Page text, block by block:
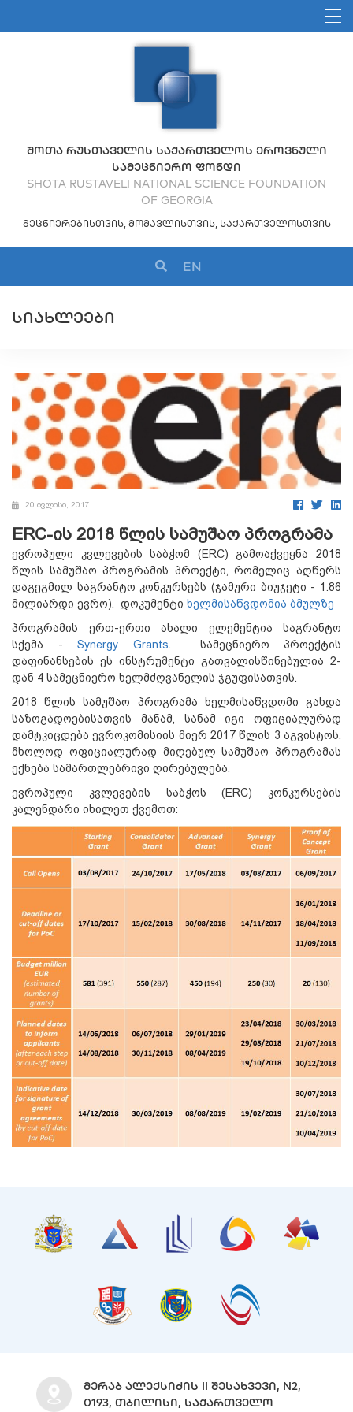
ᲨᲝᲗᲐ ᲠᲣᲡᲗᲐᲕᲔᲚᲘᲡ ᲡᲐᲥᲐᲠᲗᲕᲔᲚᲝᲡ ᲔᲠᲝᲕᲜᲣᲚᲘ
ᲡᲐᲛᲔᲪᲜᲘᲔᲠᲝ ᲤᲝᲜᲓᲘ
SHOTA RUSTAVELI NATIONAL SCIENCE FOUNDATION
OF GEORGIA
ᲛᲔᲪᲜᲘᲔᲠᲔᲑᲘᲡᲗᲕᲘᲡ, ᲛᲝᲛᲐᲕᲚᲘᲡᲗᲕᲘᲡ, ᲡᲐᲥᲐᲠᲗᲕᲔᲚᲝᲡᲗᲕᲘᲡ
EN
ᲡᲘᲐᲮᲚᲔᲔᲑᲘ
20 ივლისი, 2017
ERC-ის 2018 წლის სამუშაო პროგრამა
ევროპული კვლევების საბჭომ (ERC) გამოაქვეყნა 2018
წლის სამუშაო პროგრამის პროექტი, რომელიც აღწერს
დაგეგმილ საგრანტო კონკურსებს (ჯამური ბიუჯეტი - 1.86
მილიარდი ევრო). დოკუმენტი ხელმისაწვდომია ბმულზე
პროგრამის ერთ-ერთი ახალი ელემენტია საგრანტო
სქემა - Synergy Grants . სამეცნიერო პროექტის
დაფინანსების ეს ინსტრუმენტი გათვალისწინებულია 2-
დან 4 სამეცნიერო ხელმძღვანელის ჯგუფისათვის.
2018 წლის სამუშაო პროგრამა ხელმისაწვდომი გახდა
საზოგადოებისათვის მანამ, სანამ იგი ოფიციალურად
დამტკიცდება ევროკომისიის მიერ 2017 წლის 3 აგვისტოს.
მხოლოდ ოფიციალურად მიღებულ სამუშაო პროგრამას
ექნება სამართლებრივი ღირებულება.
ევროპული კვლევების საბჭოს (ERC) კონკურსების
კალენდარი იხილეთ ქვემოთ:
ᲛᲔᲠᲐᲑ ᲐᲚᲔᲥᲡᲘᲫᲘᲡ II ᲨᲔᲡᲐᲮᲕᲔᲕᲘ, N2,
0193, ᲗᲑᲘᲚᲘᲡᲘ, ᲡᲐᲥᲐᲠᲗᲕᲔᲚᲝ